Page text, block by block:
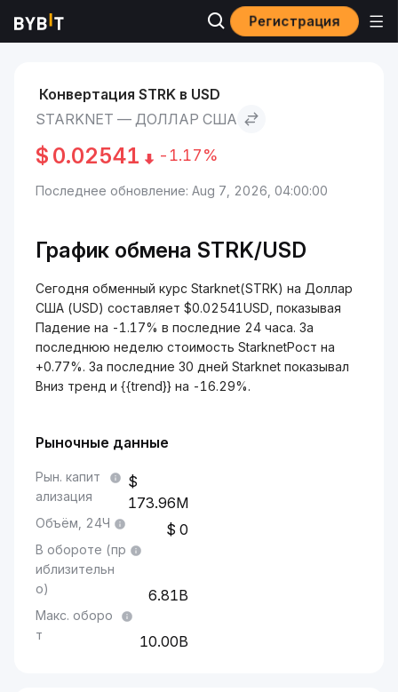
Регистрация
Рынки Starknet to Доллар США
Конвертация STRK в USD
STARKNET — ДОЛЛАР США
$ 0.02541 -1.17%
Последнее обновление: Aug 7, 2026, 04:00:00
График обмена STRK/USD
Сегодня обменный курс Starknet(STRK) на Доллар
США (USD) составляет $0.02541USD, показывая
Падение на -1.17% в последние 24 часа. За
последнюю неделю стоимость StarknetРост на
+0.77%. За последние 30 дней Starknet показывал
Вниз тренд и {{trend}} на -16.29%.
Рыночные данные
Рын. капит
ализация
173.96M
Объём, 24Ч 0
В обороте (пр
иблизительн
о)
6.81B
Макс. оборо
т
10.00B